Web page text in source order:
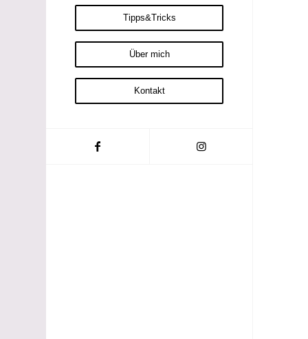
Tipps&Tricks
Über mich
Kontakt